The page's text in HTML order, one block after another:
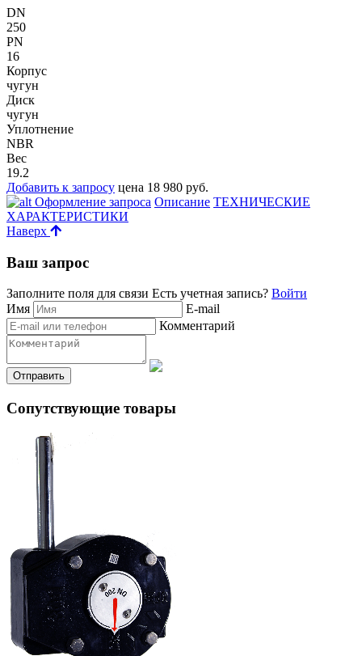
DN
250
PN
16
Корпус
чугун
Диск
чугун
Уплотнение
NBR
Вес
19.2
Добавить к запросу цена 18 980 руб.
Оформление запроса Описание ТЕХНИЧЕСКИЕ
ХАРАКТЕРИСТИКИ
Наверх
Ваш запрос
Заполните поля для связи Есть учетная запись? Войти
Имя
E-mail
Комментарий
Сопутствующие товары